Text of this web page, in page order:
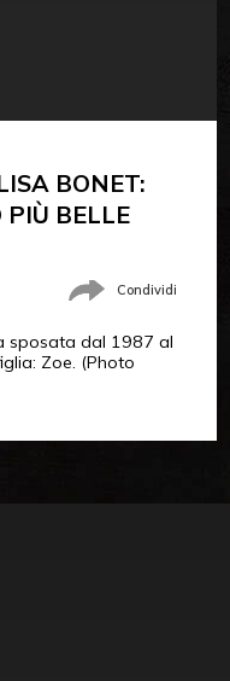
BONET:
PIÙ BELLE
Condividi
sposata dal 1987 al
Zoe. (Photo